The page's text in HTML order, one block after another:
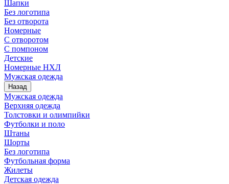
Шапки
Без логотипа
Без отворота
Номерные
С отворотом
С помпоном
Детские
Номерные НХЛ
Мужская одежда
Назад
Мужская одежда
Верхняя одежда
Толстовки и олимпийки
Футболки и поло
Штаны
Шорты
Без логотипа
Футбольная форма
Жилеты
Детская одежда